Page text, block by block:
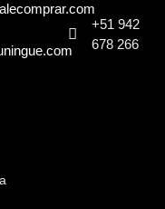
+51 942
678 266